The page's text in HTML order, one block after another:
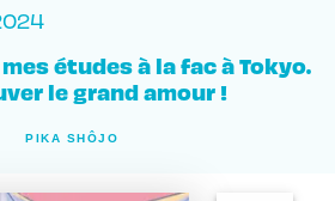
études à la fac à Tokyo.
le grand amour !
PIKA SHÔJO